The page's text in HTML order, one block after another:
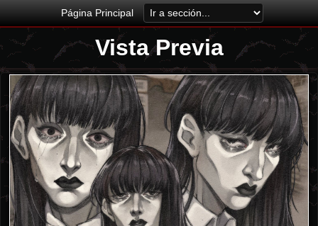
Página Principal
Vista Previa